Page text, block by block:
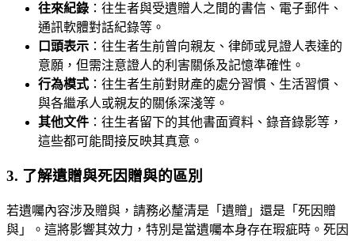
往來紀錄 ：往生者與受遺贈人之間的書信、電子郵件、
通訊軟體對話紀錄等。
口頭表示 ：往生者生前曾向親友、律師或見證人表達的
意願，但需注意證人的利害關係及記憶準確性。
行為模式 ：往生者生前對財產的處分習慣、生活習慣、
與各繼承人或親友的關係深淺等。
其他文件 ：往生者留下的其他書面資料、錄音錄影等，
這些都可能間接反映其真意。
3. 了解遺贈與死因贈與的區別
若遺囑內容涉及贈與，請務必釐清是「遺贈」還是「死因贈
與」。這將影響其效力，特別是當遺囑本身存在瑕疵時。死因